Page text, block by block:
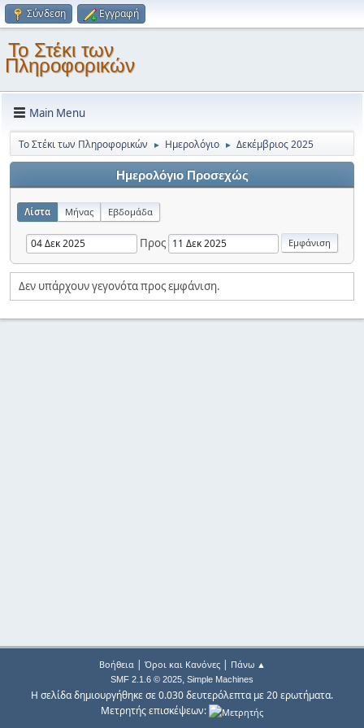
Σύνδεση Εγγραφή
Το Στέκι των
Πληροφορικών
Main Menu
Το Στέκι των Πληροφορικών ► Ημερολόγιο ► Δεκέμβριος 2025
Ημερολόγιο Προσεχώς
Λίστα Μήνας Εβδομάδα
Προς
Δεν υπάρχουν γεγονότα προς εμφάνιση.
Βοήθεια| Όροι και Κανόνες| Πάνω ▲
SMF 2.1.6 © 2025, Simple Machines
Η σελίδα δημιουργήθηκε σε 0.030 δευτερόλεπτα με 20 ερωτήματα.
Μετρητής επισκέψεων: